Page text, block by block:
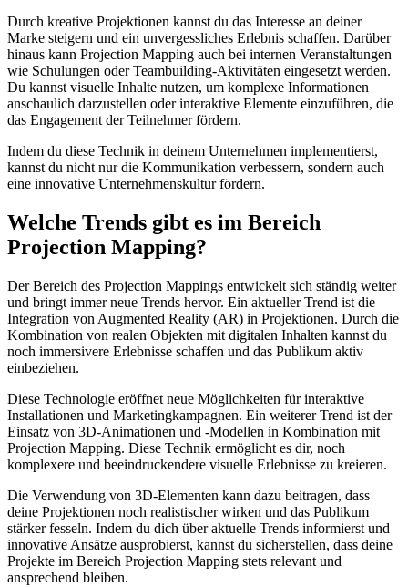
Durch kreative Projektionen kannst du das Interesse an deiner
Marke steigern und ein unvergessliches Erlebnis schaffen. Darüber
hinaus kann Projection Mapping auch bei internen Veranstaltungen
wie Schulungen oder Teambuilding-Aktivitäten eingesetzt werden.
Du kannst visuelle Inhalte nutzen, um komplexe Informationen
anschaulich darzustellen oder interaktive Elemente einzuführen, die
das Engagement der Teilnehmer fördern.
Indem du diese Technik in deinem Unternehmen implementierst,
kannst du nicht nur die Kommunikation verbessern, sondern auch
eine innovative Unternehmenskultur fördern.
Welche Trends gibt es im Bereich
Projection Mapping?
Der Bereich des Projection Mappings entwickelt sich ständig weiter
und bringt immer neue Trends hervor. Ein aktueller Trend ist die
Integration von Augmented Reality (AR) in Projektionen. Durch die
Kombination von realen Objekten mit digitalen Inhalten kannst du
noch immersivere Erlebnisse schaffen und das Publikum aktiv
einbeziehen.
Diese Technologie eröffnet neue Möglichkeiten für interaktive
Installationen und Marketingkampagnen. Ein weiterer Trend ist der
Einsatz von 3D-Animationen und -Modellen in Kombination mit
Projection Mapping. Diese Technik ermöglicht es dir, noch
komplexere und beeindruckendere visuelle Erlebnisse zu kreieren.
Die Verwendung von 3D-Elementen kann dazu beitragen, dass
deine Projektionen noch realistischer wirken und das Publikum
stärker fesseln. Indem du dich über aktuelle Trends informierst und
innovative Ansätze ausprobierst, kannst du sicherstellen, dass deine
Projekte im Bereich Projection Mapping stets relevant und
ansprechend bleiben.